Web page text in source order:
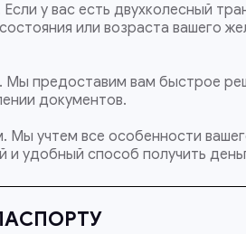
у вас есть двухколесный
или возраста вашего
Мы предоставим вам быстрое
документов.
Мы учтем все особенности
и удобный способ получить